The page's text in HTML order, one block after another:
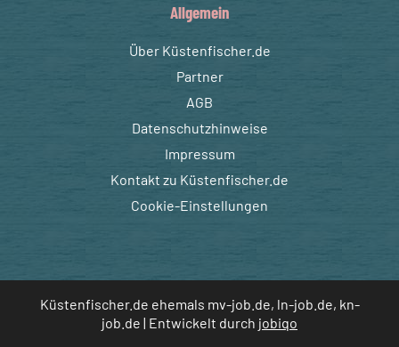
Allgemein
Über Küstenfischer.de
Partner
AGB
Datenschutzhinweise
Impressum
Kontakt zu Küstenfischer.de
Cookie-Einstellungen
Küstenfischer.de ehemals mv-job.de, ln-job.de, kn-
job.de | Entwickelt durch jobiqo